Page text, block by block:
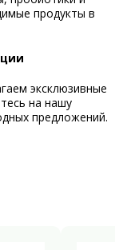
продукты в
эксклюзивные
на нашу
предложений.